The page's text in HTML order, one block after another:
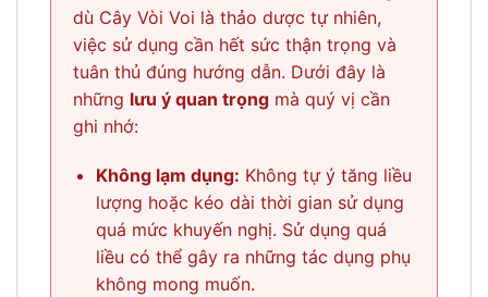
dù Cây Vòi Voi là thảo dược tự nhiên,
việc sử dụng cần hết sức thận trọng và
tuân thủ đúng hướng dẫn. Dưới đây là
những lưu ý quan trọng mà quý vị cần
ghi nhớ:
Không lạm dụng: Không tự ý tăng liều
lượng hoặc kéo dài thời gian sử dụng
quá mức khuyến nghị. Sử dụng quá
liều có thể gây ra những tác dụng phụ
không mong muốn.